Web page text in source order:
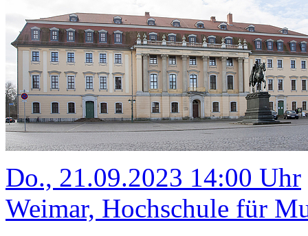
Do., 21.09.2023 14:00 Uhr
Weimar, Hochschule für